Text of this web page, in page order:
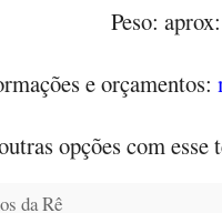
Peso:
e orçamentos:
opções com esse
da Rê